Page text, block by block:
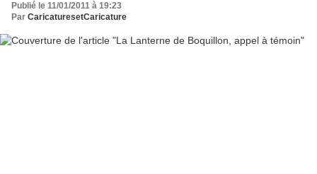
Publié le 11/01/2011 à 19:23
Par CaricaturesetCaricature